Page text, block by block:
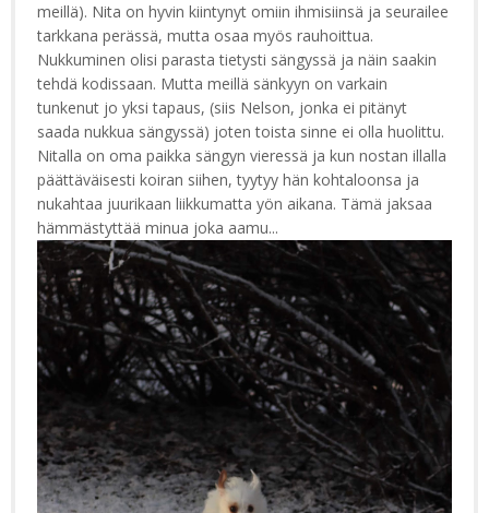
meillä). Nita on hyvin kiintynyt omiin ihmisiinsä ja seurailee
tarkkana perässä, mutta osaa myös rauhoittua.
Nukkuminen olisi parasta tietysti sängyssä ja näin saakin
tehdä kodissaan. Mutta meillä sänkyyn on varkain
tunkenut jo yksi tapaus, (siis Nelson, jonka ei pitänyt
saada nukkua sängyssä) joten toista sinne ei olla huolittu.
Nitalla on oma paikka sängyn vieressä ja kun nostan illalla
päättäväisesti koiran siihen, tyytyy hän kohtaloonsa ja
nukahtaa juurikaan liikkumatta yön aikana. Tämä jaksaa
hämmästyttää minua joka aamu...